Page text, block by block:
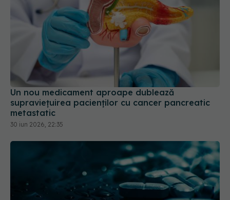
Un nou medicament aproape dublează
supraviețuirea pacienților cu cancer pancreatic
metastatic
30 iun 2026, 22:35